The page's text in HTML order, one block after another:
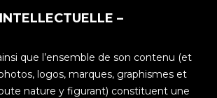
–
que l’ensemble de son contenu (et
logos, marques, graphismes et
nature y figurant) constituent une